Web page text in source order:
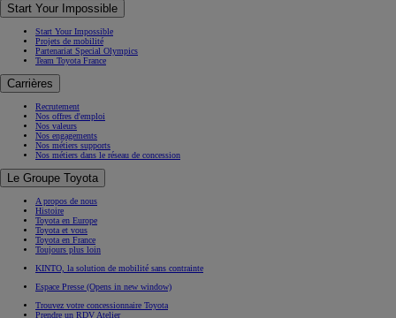
Start Your Impossible
Start Your Impossible
Projets de mobilité
Partenariat Special Olympics
Team Toyota France
Carrières
Recrutement
Nos offres d'emploi
Nos valeurs
Nos engagements
Nos métiers supports
Nos métiers dans le réseau de concession
Le Groupe Toyota
A propos de nous
Histoire
Toyota en Europe
Toyota et vous
Toyota en France
Toujours plus loin
KINTO, la solution de mobilité sans contrainte
Espace Presse (Opens in new window)
Trouvez votre concessionnaire Toyota
Prendre un RDV Atelier